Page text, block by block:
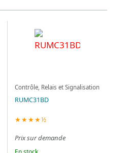
Contrôle, Relais et Signalisation
RUMC31BD
★★★★½
Prix sur demande